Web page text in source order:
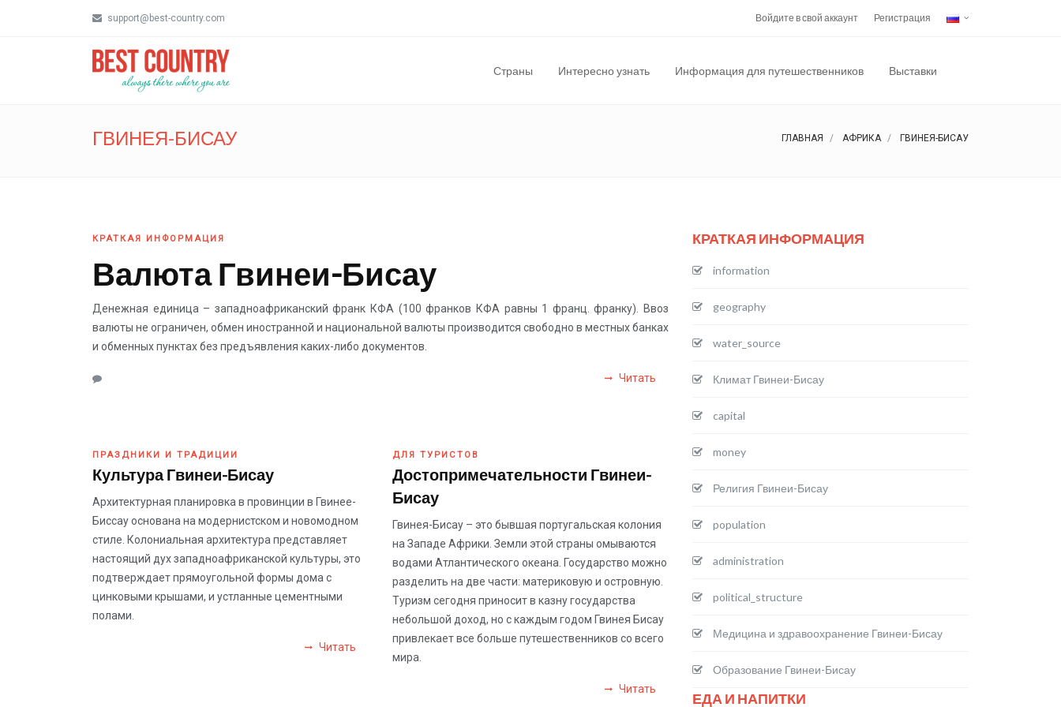
support@best-country.com Войдите в свой аккаунт Регистрация
Страны Интересно узнать Информация для путешественников Выставки
ГВИНЕЯ-БИСАУ ГЛАВНАЯ АФРИКА ГВИНЕЯ-БИСАУ
КРАТКАЯ ИНФОРМАЦИЯ
Валюта Гвинеи-Бисау
Денежная единица – западноафриканский франк КФА (100 франков КФА равны 1 франц. франку). Ввоз
валюты не ограничен, обмен иностранной и национальной валюты производится свободно в местных банках
и обменных пунктах без предъявления каких-либо документов.
Читать
ПРАЗДНИКИ И ТРАДИЦИИ
Культура Гвинеи-Бисау
Архитектурная планировка в провинции в Гвинее-
Биссау основана на модернистском и новомодном
стиле. Колониальная архитектура представляет
настоящий дух западноафриканской культуры, это
подтверждает прямоугольной формы дома с
цинковыми крышами, и устланные цементными
полами.
Читать
ДЛЯ ТУРИСТОВ
Достопримечательности Гвинеи-
Бисау
Гвинея-Бисау – это бывшая португальская колония
на Западе Африки. Земли этой страны омываются
водами Атлантического океана. Государство можно
разделить на две части: материковую и островную.
Туризм сегодня приносит в казну государства
небольшой доход, но с каждым годом Гвинея Бисау
привлекает все больше путешественников со всего
мира.
Читать
КРАТКАЯ ИНФОРМАЦИЯ
information
geography
water_source
Климат Гвинеи-Бисау
capital
money
Религия Гвинеи-Бисау
population
administration
political_structure
Медицина и здравоохранение Гвинеи-Бисау
Образование Гвинеи-Би­сау
ЕДА И НАПИТКИ